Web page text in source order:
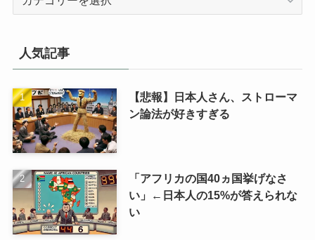
人気記事
【悲報】日本人さん、ストローマ
ン論法が好きすぎる
「アフリカの国40ヵ国挙げなさ
い」←日本人の15%が答えられな
い